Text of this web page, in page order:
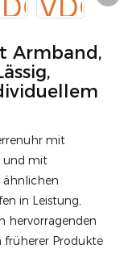
Armband,
mit
und mit
ähnlichen
in Leistung,
hervorragenden
früherer Produkte